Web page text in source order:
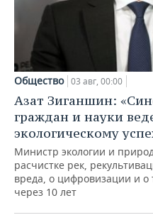
Общество 03 авг, 00:00
Азат Зиганшин:
граждан и науки
экологическому
Министр экологии и
расчистке рек,
вреда, о цифровизации и о
через 10 лет